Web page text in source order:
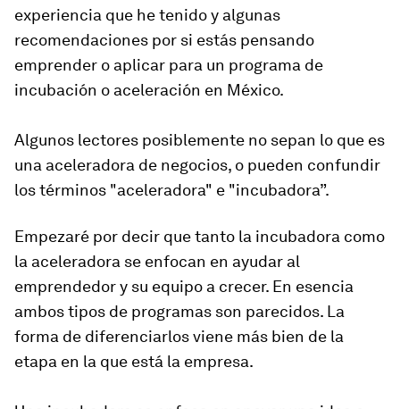
experiencia que he tenido y algunas
recomendaciones por si estás pensando
emprender o aplicar para un programa de
incubación o aceleración en México.
Algunos lectores posiblemente no sepan lo que es
una aceleradora de negocios, o pueden confundir
los términos "aceleradora" e "incubadora”.
Empezaré por decir que tanto la incubadora como
la aceleradora se enfocan en ayudar al
emprendedor y su equipo a crecer. En esencia
ambos tipos de programas son parecidos. La
forma de diferenciarlos viene más bien de la
etapa en la que está la empresa.